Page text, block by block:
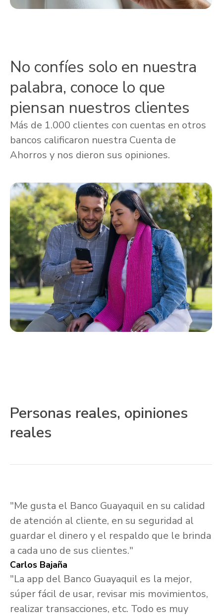
No confíes solo en nuestra
palabra, conoce lo que
piensan nuestros clientes
Más de 1.000 clientes con cuentas en otros
bancos calificaron nuestra Cuenta de
Ahorros y nos dieron sus opiniones.
Personas reales, opiniones
reales
"Me gusta el Banco Guayaquil en su calidad
de atención al cliente, en su seguridad al
guardar el dinero y el respaldo que le brinda
a cada uno de sus clientes."
Carlos Bajaña
"La app del Banco Guayaquil es la mejor,
súper fácil de usar, revisar mis movimientos,
realizar transacciones, etc. Todo es muy